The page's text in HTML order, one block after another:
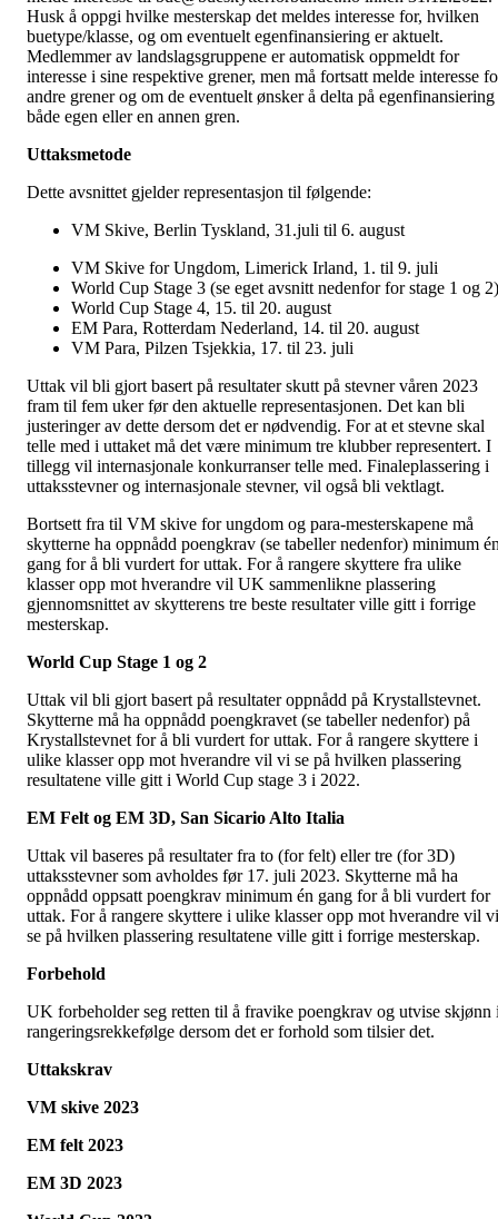
Husk å oppgi hvilke mesterskap det meldes interesse for, hvilken
buetype/klasse, og om eventuelt egenfinansiering er aktuelt.
Medlemmer av landslagsgruppene er automatisk oppmeldt for
interesse i sine respektive grener, men må fortsatt melde interesse
andre grener og om de eventuelt ønsker å delta på
både egen eller en annen gren.
Uttaksmetode
Dette avsnittet gjelder representasjon til følgende:
VM Skive, Berlin Tyskland, 31.juli til 6. august
VM Skive for Ungdom, Limerick Irland, 1. til 9. juli
World Cup Stage 3 (se eget avsnitt nedenfor for stage 1 og 2)
World Cup Stage 4, 15. til 20. august
EM Para, Rotterdam Nederland, 14. til 20. august
VM Para, Pilzen Tsjekkia, 17. til 23. juli
Uttak vil bli gjort basert på resultater skutt på stevner våren 2023
fram til fem uker før den aktuelle representasjonen. Det kan bli
justeringer av dette dersom det er nødvendig. For at et stevne skal
telle med i uttaket må det være minimum tre klubber representert. I
tillegg vil internasjonale konkurranser telle med. Finaleplassering i
uttaksstevner og internasjonale stevner, vil også bli vektlagt.
Bortsett fra til VM skive for ungdom og para-mesterskapene må
skytterne ha oppnådd poengkrav (se tabeller nedenfor) minimum
gang for å bli vurdert for uttak. For å rangere skyttere fra ulike
klasser opp mot hverandre vil UK sammenlikne plassering
gjennomsnittet av skytterens tre beste resultater ville gitt i forrige
mesterskap.
World Cup Stage 1 og 2
Uttak vil bli gjort basert på resultater oppnådd på Krystallstevnet.
Skytterne må ha oppnådd poengkravet (se tabeller nedenfor) på
Krystallstevnet for å bli vurdert for uttak. For å rangere skyttere i
ulike klasser opp mot hverandre vil vi se på hvilken plassering
resultatene ville gitt i World Cup stage 3 i 2022.
EM Felt og EM 3D, San Sicario Alto Italia
Uttak vil baseres på resultater fra to (for felt) eller tre (for 3D)
uttaksstevner som avholdes før 17. juli 2023. Skytterne må ha
oppnådd oppsatt poengkrav minimum én gang for å bli vurdert for
uttak. For å rangere skyttere i ulike klasser opp mot hverandre vil vi
se på hvilken plassering resultatene ville gitt i forrige mesterskap.
Forbehold
UK forbeholder seg retten til å fravike poengkrav og utvise skjønn
rangeringsrekkefølge dersom det er forhold som tilsier det.
Uttakskrav
VM skive 2023
EM felt 2023
EM 3D 2023